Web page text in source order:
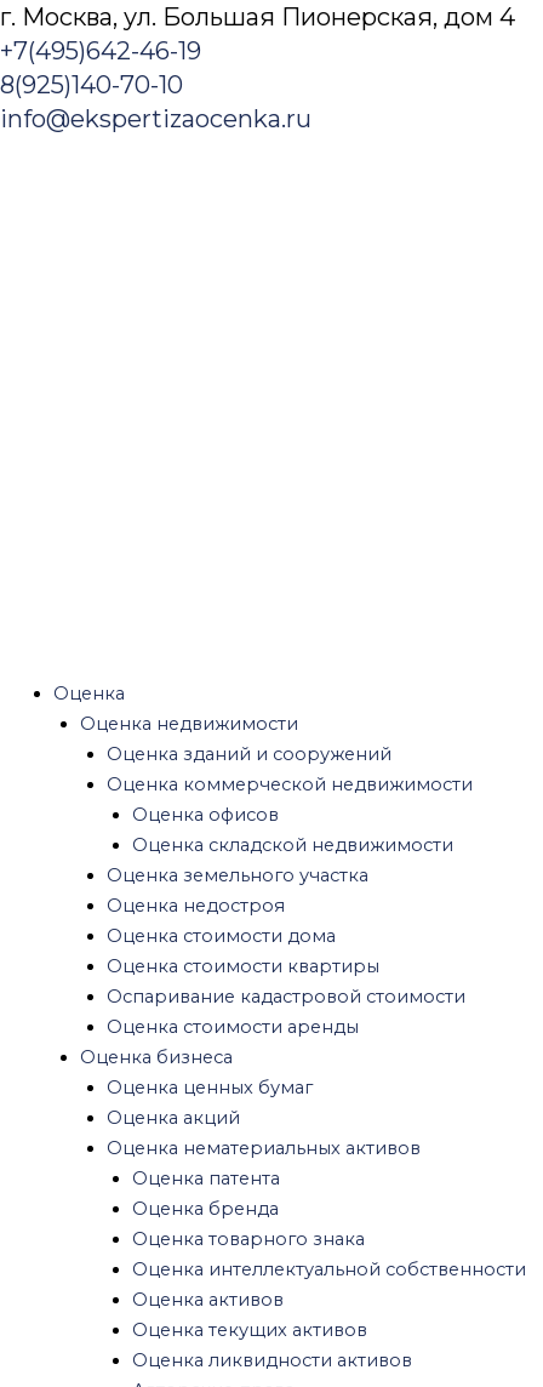
г. Москва, ул. Большая Пионерская, дом 4​
+7(495)642-46-19
8(925)140-70-10
info@ekspertizaocenka.ru
Оценка
Оценка недвижимости
Оценка зданий и сооружений
Оценка коммерческой недвижимости
Оценка офисов
Оценка складской недвижимости
Оценка земельного участка
Оценка недостроя
Оценка стоимости дома
Оценка стоимости квартиры
Оспаривание кадастровой стоимости
Оценка стоимости аренды
Оценка бизнеса
Оценка ценных бумаг
Оценка акций
Оценка нематериальных активов
Оценка патента
Оценка бренда
Оценка товарного знака
Оценка интеллектуальной собственности
Оценка активов
Оценка текущих активов
Оценка ликвидности активов
Заказать услугу
Оценка
Оценка активов
Оценка текущих активов
Оценка ликвидности активов
Авторские права
Оценка инвестиций, бизнес проектов
Оценка доли в ООО
Оценка оборудования
Оценка стоимости оборудования
Оценка офисного оборудования
Оценка транспорта
Оценка железнодорожного транспорта
Оценка водного транспорта
Оценка воздушного транспорта
Оценка спецтехники
Оценка ущерба
Оценка ущерба квартиры после залива
Оценка ущерба после пожара
Оценка ущерба автомобиля после ДТП
Оценка убытков и упущенной выгоды
Другие виды оценок
Рецензия на оценку
Оценка для нотариуса